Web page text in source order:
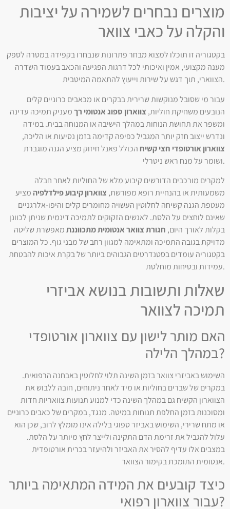
מוצרים נבחרים לשמירה על יציבות
והקלה על כאבי צוואר
בקטגוריה זו תוכלו למצוא מבחר פתרונות שנבחרו בקפידה במטרה לספק
מענה מקצועי, אמין ואיכותי לכל דרגות הפגיעה והכאב בעמוד השדרה
הצווארי, תוך דגש על שירות וייעוץ להתאמה המיטבית.
עבור מי שסובל מנוקשות שרירית בבקרים או מכאבים כרוניים קלים
הנובעים משחיקת חוליות, צווארון ספוג אנטומי רךמעניק תמיכה עדינה
ומשפר את תחושת הנוחות במהלך הישיבה או המנוחה בבית. במידה
ונדרש ייצוב חזק יותר המגביל כפיפה קדימה בזמן נסיעות או הליכה,
צווארון אורטופדי חצי קשיחהכולל פאנל חיזוק מציע הגנה מוגברת
ושומר על מנח ראש ניטרלי.
למקרים מורכבים הדורשים קיבוע מלא של החוליות לאחר חבלה
משמעותית או בהנחיית רופא מפורשת, צווארון קיבוע פילדלפיהמציע
מעטפת הגנה קשיחה לחלוטין העשויה מחומרים קלים והיפו-אלרגניים
שאינם לוחצים על הלסת. לאנשים הזקוקים לתמיכה דינמית שניתן לכוונן
בקלות לאורך היום, חגורת צוואר אנטומית מתכווננתמאפשרת שליטה
מדויקת בגובה התמיכה ומתאימה למגוון רחב של מבני גוף. כל המוצרים
בקטגוריה עומדים בסטנדרטים הגבוהים ביותר של בקרת איכות להבטחת
עמידות ובטיחות מוחלטת.
שאלות ותשובות בנושא אביזרי
תמיכה לצוואר
האם מותר לישון עם צווארון אורטופדי
במהלך הלילה?
השימוש באביזרי צוואר בזמן השינה תלוי לחלוטין באבחנה הרפואית.
במקרים של שברים בחוליות או מיד לאחר ניתוחים, חובה ללבוש את
הצווארון הקשיח גם במהלך השינה כדי למנוע תנועות צוואריות חדות
ומסוכנות בזמן החלפת תנוחות במיטה. מנגד, במקרים של כאבים כרוניים
או מתח שרירי, השימוש באביזר ספוגי בלילה אינו מומלץ לרוב, שכן הוא
עלול להגביל את זרימת הדם התקינה ולייצר לחץ מיותר על הלסת.
במצבים אלו עדיף להסיר את האביזר ולהיעזר בכרית אורטופדית
אנטומית התומכת בקימור הצוואר.
כיצד קובעים את המידה המתאימה ביותר
עבור צווארון רפואי?